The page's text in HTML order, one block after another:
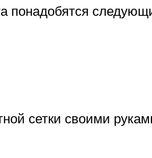
понадобятся
сетки своими